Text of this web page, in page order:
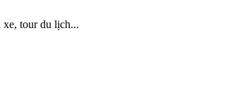
xe, tour du lịch...